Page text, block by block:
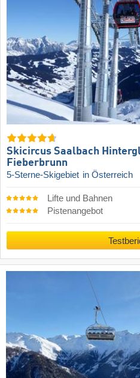
Skicircus Saalbach
Fieberbrunn
5-Sterne-Skigebiet in Österreich
Lifte und Bahnen
Pistenangebot